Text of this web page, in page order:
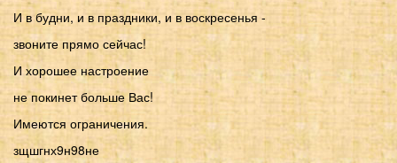
И в будни, и в праздники, и в воскресенья -
звоните прямо сейчас!
И хорошее настроение
не покинет больше Вас!
Имеются ограничения.
зщшгнх9н98не